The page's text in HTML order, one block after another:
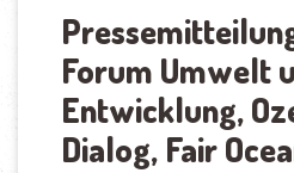
Forum Umwelt
Entwicklung,
Dialog, Fair